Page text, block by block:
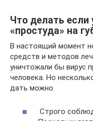
Что делать если
«простуда» на
В настоящий момент
средств и методов
уничтожали бы вирус
человека. Но
дать можно.
Строго